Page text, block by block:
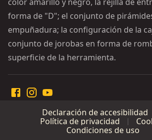
color amarillo y negro, la rejilla de
forma de "D"; el conjunto de
empuñadura; la configuración de la
conjunto de jorobas en forma de
superficie de la herramienta.
Declaración de accesibilidad
Política de privacidad
Condiciones de uso